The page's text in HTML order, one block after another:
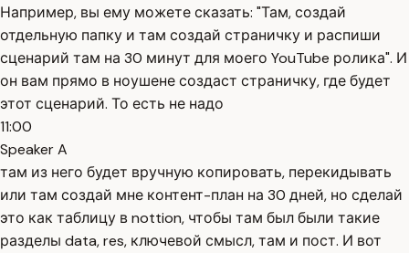
Например, вы ему можете сказать: "Там, создай
отдельную папку и там создай страничку и распиши
сценарий там на 30 минут для моего YouTube ролика". И
он вам прямо в ноушене создаст страничку, где будет
этот сценарий. То есть не надо
11:00
Speaker A
там из него будет вручную копировать, перекидывать
или там создай мне контент-план на 30 дней, но сделай
это как таблицу в nottion, чтобы там был были такие
разделы data, res, ключевой смысл, там и пост. И вот